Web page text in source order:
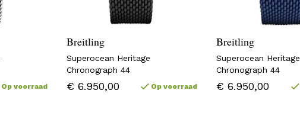
Op voorraad
Breitling
Superocean Heritage
Chronograph 44
€ 6.950,00 Op voorraad
Breitling
Superocean Heritage
Chronograph 44
€ 6.950,00